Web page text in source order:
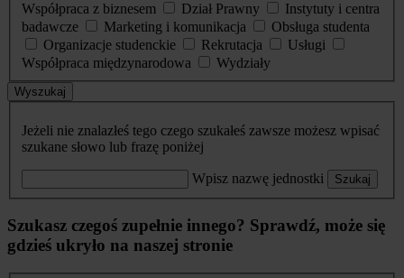
Współpraca z biznesem
Dział Prawny
Instytuty i centra
badawcze
Marketing i komunikacja
Obsługa studenta
Organizacje studenckie
Rekrutacja
Usługi
Współpraca międzynarodowa
Wydziały
Wyszukaj
Jeżeli nie znalazłeś tego czego szukałeś zawsze możesz wpisać
szukane słowo lub frazę poniżej
Wpisz nazwę jednostki Szukaj
Szukasz czegoś zupełnie innego? Sprawdź, może się
gdzieś ukryło na naszej stronie